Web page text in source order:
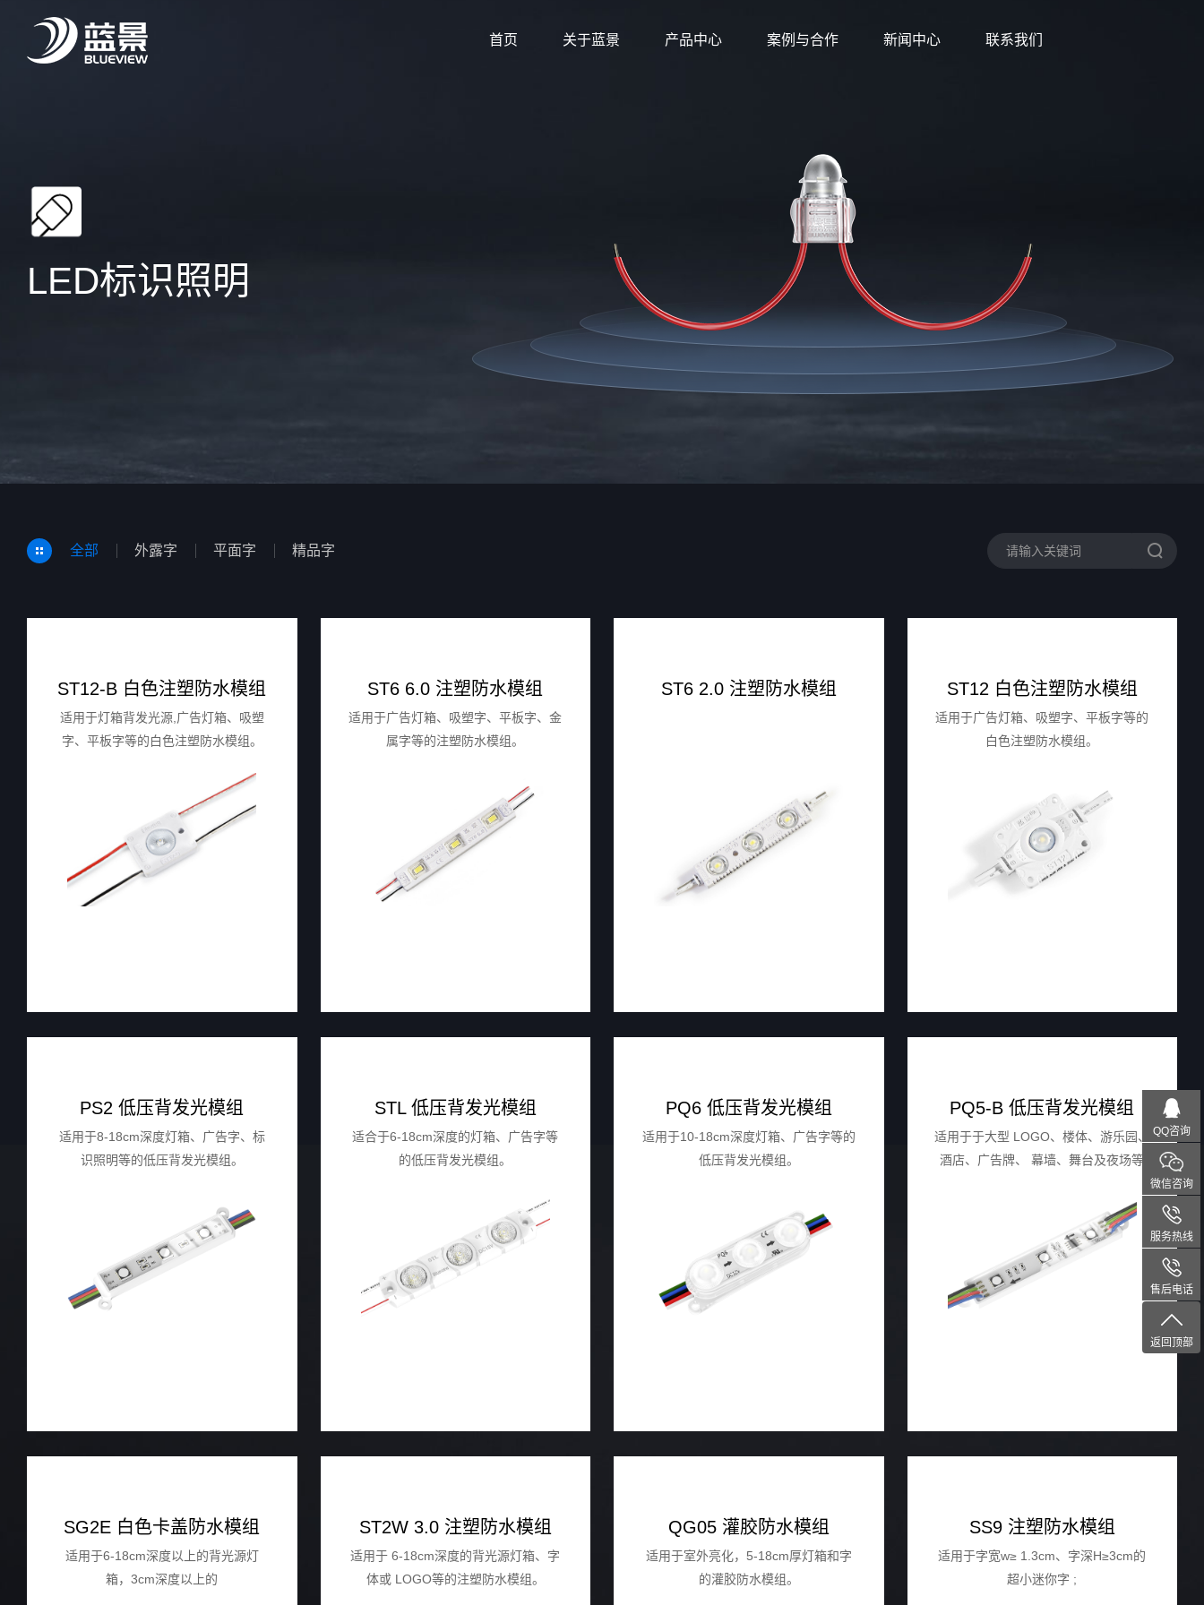
首页 关于蓝景 产品中心 案例与合作 新闻中心 联系我们
LED标识照明
全部 外露字 平面字 精品字
ST12-B 白色注塑防水模组
适用于灯箱背发光源,广告灯箱、吸塑
字、平板字等的白色注塑防水模组。
ST6 6.0 注塑防水模组
适用于广告灯箱、吸塑字、平板字、金
属字等的注塑防水模组。
ST6 2.0 注塑防水模组 ST12 白色注塑防水模组
适用于广告灯箱、吸塑字、平板字等的
白色注塑防水模组。
PS2 低压背发光模组
适用于8-18cm深度灯箱、广告字、标
识照明等的低压背发光模组。
STL 低压背发光模组
适合于6-18cm深度的灯箱、广告字等
的低压背发光模组。
PQ6 低压背发光模组
适用于10-18cm深度灯箱、广告字等的
低压背发光模组。
PQ5-B 低压背发光模组
适用于于大型 LOGO、楼体、游乐园、
酒店、广告牌、 幕墙、舞台及夜场等
SG2E 白色卡盖防水模组
适用于6-18cm深度以上的背光源灯
箱，3cm深度以上的
ST2W 3.0 注塑防水模组
适用于 6-18cm深度的背光源灯箱、字
体或 LOGO等的注塑防水模组。
QG05 灌胶防水模组
适用于室外亮化，5-18cm厚灯箱和字
的灌胶防水模组。
SS9 注塑防水模组
适用于字宽w≥ 1.3cm、字深H≥3cm的
超小迷你字 ;
QQ咨询
微信咨询
服务热线
售后电话
返回顶部